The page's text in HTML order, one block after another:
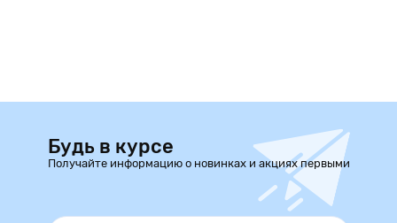
Будь в курсе
Получайте информацию о новинках и акциях первыми